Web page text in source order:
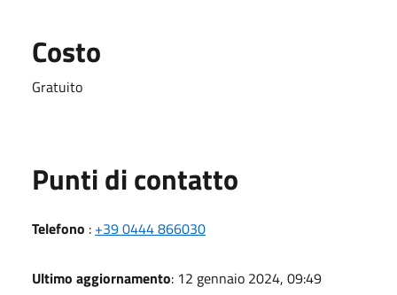
Costo
Gratuito
Punti di contatto
Telefono : +39 0444 866030
Ultimo aggiornamento: 12 gennaio 2024, 09:49